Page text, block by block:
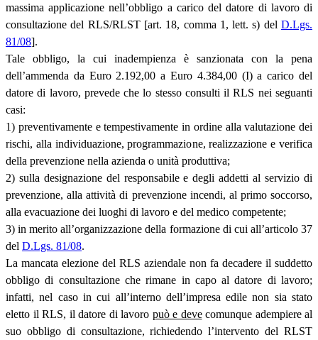
massima applicazione nell’obbligo a carico del datore di lavoro di
consultazione del RLS/RLST [art. 18, comma 1, lett. s) del D.Lgs.
81/08].
Tale obbligo, la cui inadempienza è sanzionata con la pena
dell’ammenda da Euro 2.192,00 a Euro 4.384,00 (I) a carico del
datore di lavoro, prevede che lo stesso consulti il RLS nei seguanti
casi:
1) preventivamente e tempestivamente in ordine alla valutazione dei
rischi, alla individuazione, programmazione, realizzazione e verifica
della prevenzione nella azienda o unità produttiva;
2) sulla designazione del responsabile e degli addetti al servizio di
prevenzione, alla attività di prevenzione incendi, al primo soccorso,
alla evacuazione dei luoghi di lavoro e del medico competente;
3) in merito all’organizzazione della formazione di cui all’articolo 37
del D.Lgs. 81/08.
La mancata elezione del RLS aziendale non fa decadere il suddetto
obbligo di consultazione che rimane in capo al datore di lavoro;
infatti, nel caso in cui all’interno dell’impresa edile non sia stato
eletto il RLS, il datore di lavoro può e devecomunque adempiere al
suo obbligo di consultazione, richiedendo l’intervento del RLST